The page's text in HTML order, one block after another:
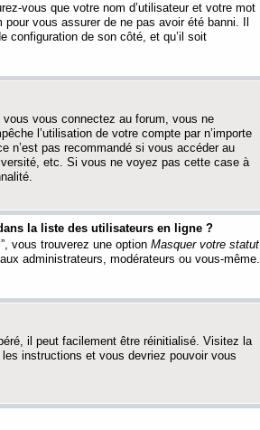
vous que votre nom d’utilisateur et votre mot
vous assurer de ne pas avoir été banni. Il
configuration de son côté, et qu’il soit
vous vous connectez au forum, vous ne
l’utilisation de votre compte par n’importe
n’est pas recommandé si vous accéder au
etc. Si vous ne voyez pas cette case à
la liste des utilisateurs en ligne ?
vous trouverez une option Masquer votre statut
administrateurs, modérateurs ou vous-même.
il peut facilement être réinitialisé. Visitez la
instructions et vous devriez pouvoir vous